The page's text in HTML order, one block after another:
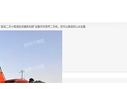
安二手小型液压挖掘机包邮”设备尽在铁甲二手机，您可以挑选您心仪设备